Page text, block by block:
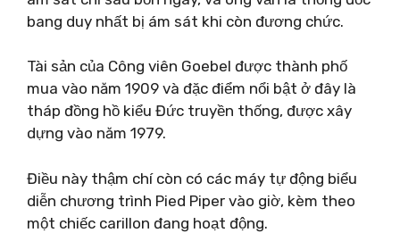
bang duy nhất bị ám sát khi còn đương chức.
Tài sản của Công viên Goebel được thành phố
mua vào năm 1909 và đặc điểm nổi bật ở đây là
tháp đồng hồ kiểu Đức truyền thống, được xây
dựng vào năm 1979.
Điều này thậm chí còn có các máy tự động biểu
diễn chương trình Pied Piper vào giờ, kèm theo
một chiếc carillon đang hoạt động.